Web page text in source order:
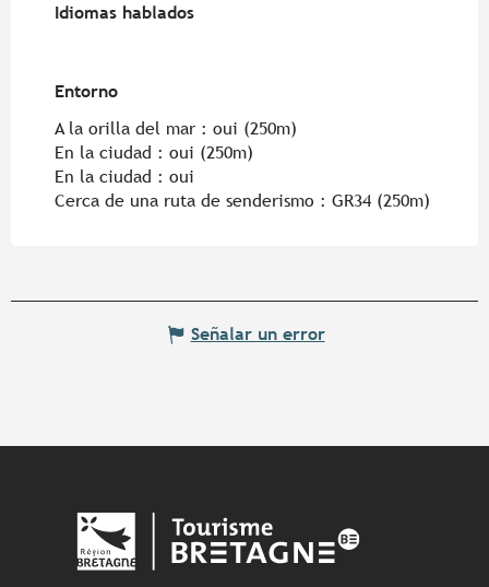
Idiomas hablados
Idiomas hablados
Entorno
Entorno
A la orilla del mar : oui (250m)
En la ciudad : oui (250m)
En la ciudad : oui
Cerca de una ruta de senderismo : GR34 (250m)
Señalar un error